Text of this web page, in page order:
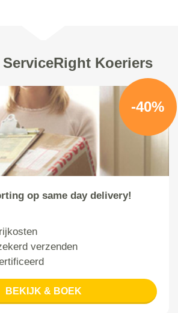
Koeriers
-40%
op same day delivery!
verzenden
BEKIJK & BOEK